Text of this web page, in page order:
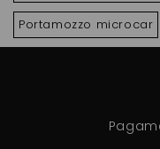
Portamozzo microcar